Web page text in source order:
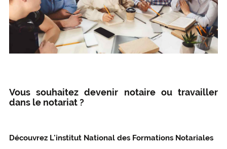
Vous souhaitez devenir notaire ou travailler
dans le notariat ?
Découvrez L'institut National des Formations Notariales